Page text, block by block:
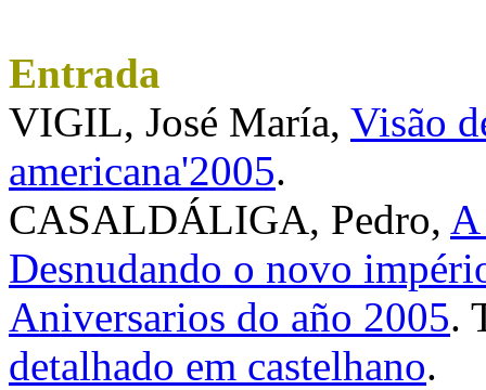
Entrada
VIGIL, José María, Visão
americana'2005.
CASALDÁLIGA, Pedro, A
Desnudando o novo
Aniversarios do año 2005.
detalhado em castelhano.